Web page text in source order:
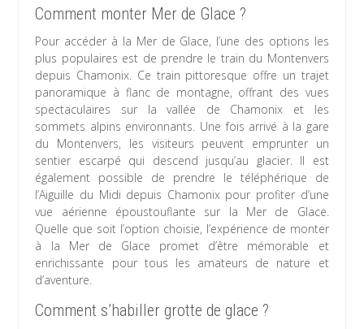
Comment monter Mer de Glace ?
Pour accéder à la Mer de Glace, l’une des options les
plus populaires est de prendre le train du Montenvers
depuis Chamonix. Ce train pittoresque offre un trajet
panoramique à flanc de montagne, offrant des vues
spectaculaires sur la vallée de Chamonix et les
sommets alpins environnants. Une fois arrivé à la gare
du Montenvers, les visiteurs peuvent emprunter un
sentier escarpé qui descend jusqu’au glacier. Il est
également possible de prendre le téléphérique de
l’Aiguille du Midi depuis Chamonix pour profiter d’une
vue aérienne époustouflante sur la Mer de Glace.
Quelle que soit l’option choisie, l’expérience de monter
à la Mer de Glace promet d’être mémorable et
enrichissante pour tous les amateurs de nature et
d’aventure.
Comment s’habiller grotte de glace ?